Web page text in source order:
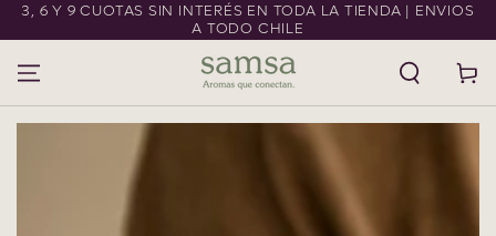
IR AL CONTENIDO
3, 6 Y 9 CUOTAS SIN INTERÉS EN TODA LA TIENDA | ENVIOS
A TODO CHILE
Carrito
INFORMACIÓN DEL